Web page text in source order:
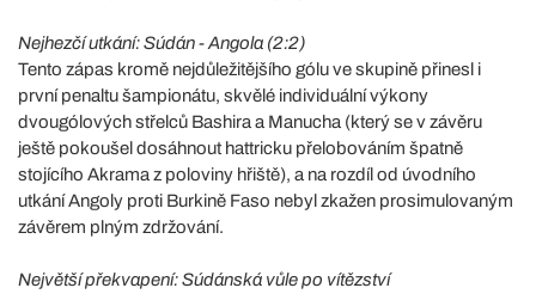
Nejhezčí utkání: Súdán - Angola (2:2)
Tento zápas kromě nejdůležitějšího gólu ve skupině přinesl i
první penaltu šampionátu, skvělé individuální výkony
dvougólových střelců Bashira a Manucha (který se v závěru
ještě pokoušel dosáhnout hattricku přelobováním špatně
stojícího Akrama z poloviny hřiště), a na rozdíl od úvodního
utkání Angoly proti Burkině Faso nebyl zkažen prosimulovaným
závěrem plným zdržování.
Největší překvapení: Súdánská vůle po vítězství